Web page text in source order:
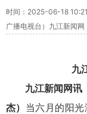
时间：2025-06-18
广播电视台）九江新闻网
九
九江新闻网讯
杰） 当六月的阳